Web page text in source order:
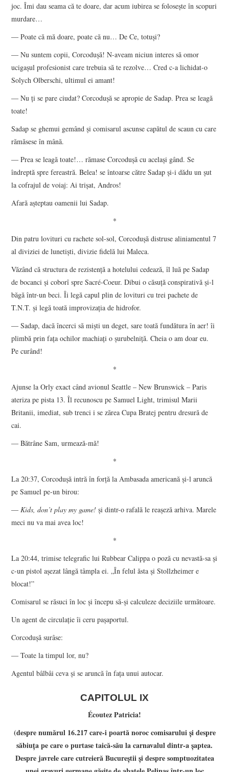
joc. Îmi dau seama că te doare, dar acum iubirea se foloseşte în scopuri
murdare…
― Poate că mă doare, poate că nu… De Ce, totuşi?
― Nu suntem copii, Corcoduşă! N-aveam niciun interes să omor
ucigaşul profesionist care trebuia să te rezolve… Cred c-a lichidat-o
Solych Olberschi, ultimul ei amant!
― Nu ţi se pare ciudat? Corcoduşă se apropie de Sadap. Prea se leagă
toate!
Sadap se ghemui gemând şi comisarul ascunse capătul de scaun cu care
rămăsese în mână.
― Prea se leagă toate!… rămase Corcoduşă cu acelaşi gând. Se
îndreptă spre fereastră. Belea! se întoarse către Sadap şi-i dădu un şut
la cofrajul de voiaj: Ai trişat, Andros!
Afară aşteptau oamenii lui Sadap.
*
Din patru lovituri cu rachete sol-sol, Corcoduşă distruse aliniamentul 7
al diviziei de lunetişti, divizie fidelă lui Maleca.
Văzând că structura de rezistenţă a hotelului cedează, îl luă pe Sadap
de bocanci şi coborî spre Sacré-Coeur. Dibui o căsuţă conspirativă şi-l
băgă într-un beci. Îi legă capul plin de lovituri cu trei pachete de
T.N.T. şi legă toată improvizaţia de hidrofor.
― Sadap, dacă încerci să mişti un deget, sare toată fundătura în aer! îi
plimbă prin faţa ochilor machiaţi o şurubelniţă. Cheia o am doar eu.
Pe curând!
*
Ajunse la Orly exact când avionul Seattle – New Brunswick – Paris
ateriza pe pista 13. Îl recunoscu pe Samuel Light, trimisul Marii
Britanii, imediat, sub trenci i se zărea Cupa Bratej pentru dresură de
cai.
― Bătrâne Sam, urmează-mă!
*
La 20:37, Corcoduşă intră în forţă la Ambasada americană şi-l aruncă
pe Samuel pe-un birou:
― Kids, don’t play my game! şi dintr-o rafală le reaşeză arhiva. Marele
meci nu va mai avea loc!
*
La 20:44, trimise telegrafic lui Rubbear Calippa o poză cu nevastă-sa şi
c-un pistol aşezat lângă tâmpla ei. „În felul ăsta şi Stollzheimer e
blocat!”
Comisarul se răsuci în loc şi începu să-şi calculeze deciziile următoare.
Un agent de circulaţie îi ceru paşaportul.
Corcoduşă surâse:
― Toate la timpul lor, nu?
Agentul bâlbâi ceva şi se aruncă în faţa unui autocar.
CAPITOLUL IX
Écoutez Patricia!
(despre numărul 16.217 care-i poartă noroc comisarului şi despre
săbiuţa pe care o purtase taică-său la carnavalul dintr-a şaptea.
Despre javrele care cutreieră Bucureştii şi despre somptuozitatea